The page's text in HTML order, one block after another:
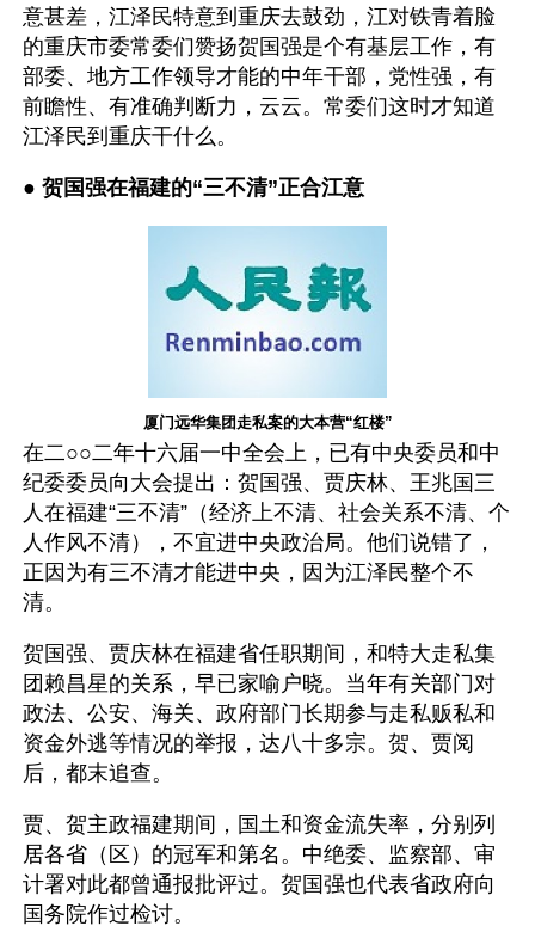
意甚差，江泽民特意到重庆去鼓劲，江对铁青着脸
的重庆市委常委们赞扬贺国强是个有基层工作，有
部委、地方工作领导才能的中年干部，党性强，有
前瞻性、有准确判断力，云云。常委们这时才知道
江泽民到重庆干什么。
● 贺国强在福建的“三不清”正合江意
厦门远华集团走私案的大本营“红楼”
在二○○二年十六届一中全会上，已有中央委员和中
纪委委员向大会提出：贺国强、贾庆林、王兆国三
人在福建“三不清”（经济上不清、社会关系不清、个
人作风不清），不宜进中央政治局。他们说错了，
正因为有三不清才能进中央，因为江泽民整个不
清。
贺国强、贾庆林在福建省任职期间，和特大走私集
团赖昌星的关系，早已家喻户晓。当年有关部门对
政法、公安、海关、政府部门长期参与走私贩私和
资金外逃等情况的举报，达八十多宗。贺、贾阅
后，都末追查。
贾、贺主政福建期间，国土和资金流失率，分别列
居各省（区）的冠军和第名。中绝委、监察部、审
计署对此都曾通报批评过。贺国强也代表省政府向
国务院作过检讨。